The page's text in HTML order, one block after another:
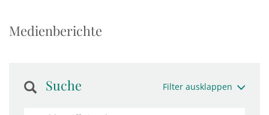
Medienberichte
Suche Filter ausklappen